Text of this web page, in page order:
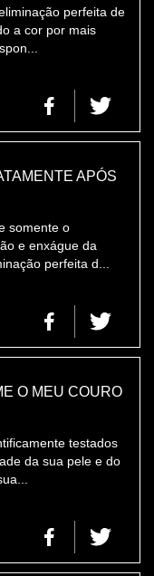
perfeita de
a cor por mais
APÓS
somente o
e enxágue da
perfeita d...
O MEU COURO
testados
da sua pele e do